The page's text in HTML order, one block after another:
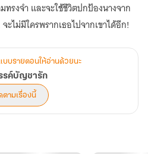
รงจำ และจะใช้ชีวิตปกป้องนางจาก
ไม่มีใครพรากเธอไปจากเขาได้อีก!
บบรายตอนให้อ่านด้วยนะ
รค์บัญชารัก
ตามเรื่องนี้